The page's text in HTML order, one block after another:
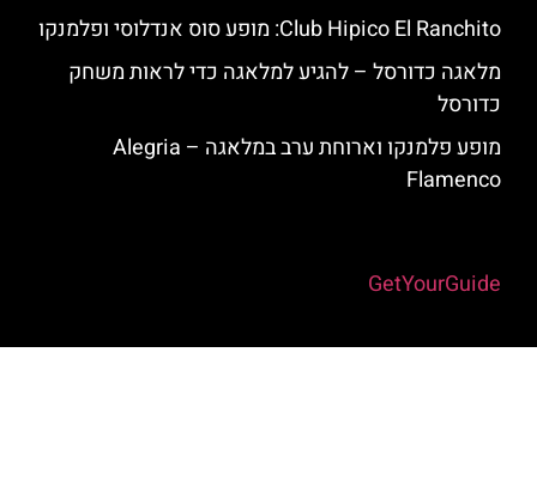
Club Hipico El Ranchito: מופע סוס אנדלוסי ופלמנקו
מלאגה כדורסל – להגיע למלאגה כדי לראות משחק
כדורסל
מופע פלמנקו וארוחת ערב במלאגה – Alegria
Flamenco
GetYourGuide